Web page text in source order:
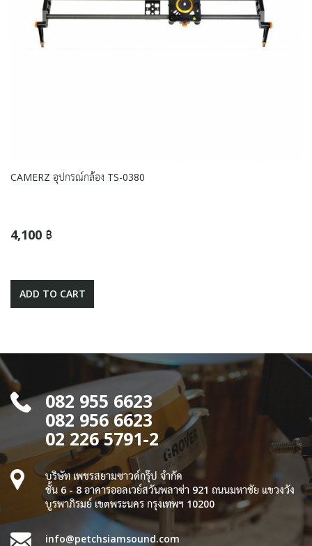
CAMERZ อุปกรณ์กล้อง TS-0380
4,100 ฿
ADD TO CART
082 955 6623
082 956 6623
02 226 5791-2
บริษัท เพชรสยามซาวด์กรุ๊ป จำกัด
ชั้น 6 - 8 อาคารออลเวย์สวันพลาซ่า 921 ถนนมหาชัย แขวงวัง
บูรพาภิรมย์ เขตพระนคร กรุงเทพฯ 10200
info@petchsiamsound.com